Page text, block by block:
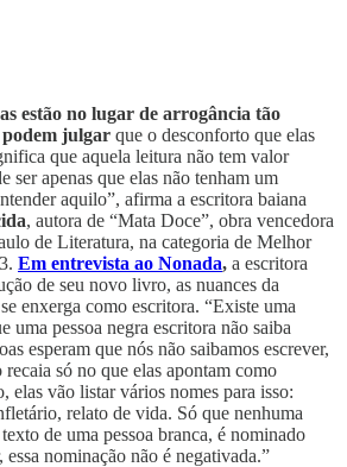
estão no lugar de arrogância tão
podem julgar que o desconforto que elas
que aquela leitura não tem valor
ser apenas que elas não tenham um
aquilo”, afirma a escritora baiana
, autora de “Mata Doce”, obra vencedora
de Literatura, na categoria de Melhor
Em entrevista ao Nonada, a escritora
de seu novo livro, as nuances da
enxerga como escritora. “Existe uma
uma pessoa negra escritora não saiba
esperam que nós não saibamos escrever,
recaia só no que elas apontam como
elas vão listar vários nomes para isso:
relato de vida. Só que nenhuma
de uma pessoa branca, é nominado
essa nominação não é negativada.”